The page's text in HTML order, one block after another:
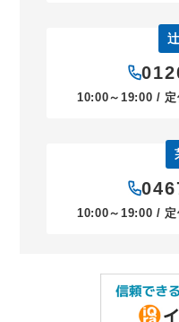
10:00～19:00 / 定
10:00～19:00 / 定